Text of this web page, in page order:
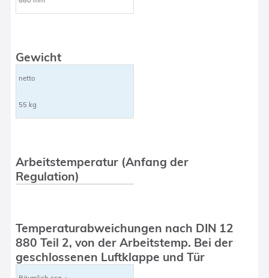
Gewicht
netto
55 kg
Arbeitstemperatur (Anfang der
Regulation)
Temperaturabweichungen nach DIN 12
880 Teil 2, von der Arbeitstemp. Bei der
geschlossenen Luftklappe und Tür